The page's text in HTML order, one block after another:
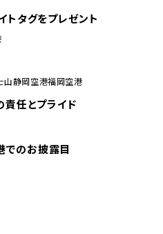
タグをプレゼント
山静岡空港福岡空港
責任とプライド
でのお披露目